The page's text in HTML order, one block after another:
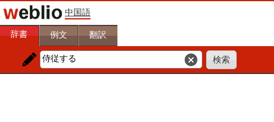
中国語
辞書 例文 翻訳